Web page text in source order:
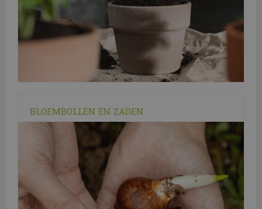
BLOEMBOLLEN EN ZADEN